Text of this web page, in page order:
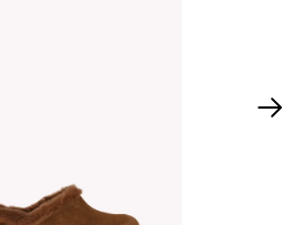
Next